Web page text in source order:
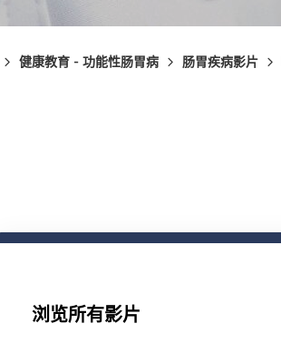
健康教育 - 功能性肠胃病 肠胃疾病影片
浏览所有影片